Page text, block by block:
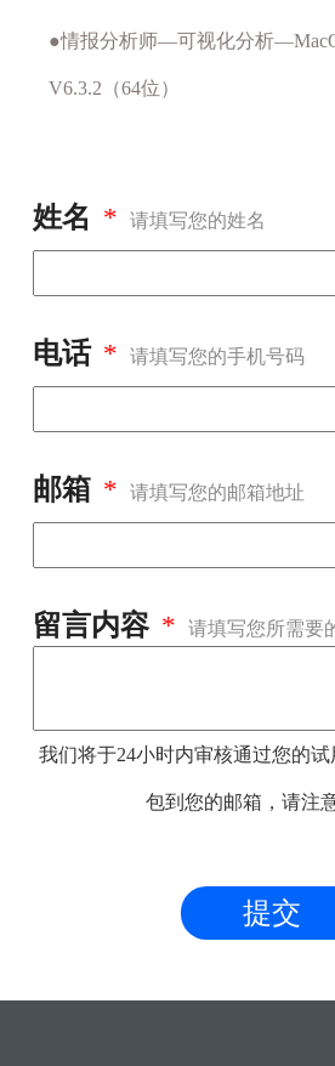
●情报分析师—可视化分析
V6.3.2（64位）
姓名 请填写您的姓名
电话 请填写您的手机号码
邮箱 请填写您的邮箱地址
留言内容 请填写您所需要
我们将于24小时内审核通过您的
包到您的邮箱，请注